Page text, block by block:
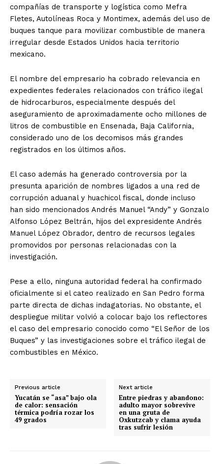
compañías de transporte y logística como Mefra
Fletes, Autolíneas Roca y Montimex, además del uso de
buques tanque para movilizar combustible de manera
irregular desde Estados Unidos hacia territorio
mexicano.
El nombre del empresario ha cobrado relevancia en
expedientes federales relacionados con tráfico ilegal
de hidrocarburos, especialmente después del
aseguramiento de aproximadamente ocho millones de
litros de combustible en Ensenada, Baja California,
considerado uno de los decomisos más grandes
registrados en los últimos años.
El caso además ha generado controversia por la
presunta aparición de nombres ligados a una red de
corrupción aduanal y huachicol fiscal, donde incluso
han sido mencionados Andrés Manuel “Andy” y Gonzalo
Alfonso López Beltrán, hijos del expresidente Andrés
Manuel López Obrador, dentro de recursos legales
promovidos por personas relacionadas con la
investigación.
Pese a ello, ninguna autoridad federal ha confirmado
oficialmente si el cateo realizado en San Pedro forma
parte directa de dichas indagatorias. No obstante, el
despliegue militar volvió a colocar bajo los reflectores
el caso del empresario conocido como “El Señor de los
Buques” y las investigaciones sobre el tráfico ilegal de
combustibles en México.
Previous article
Yucatán se “asa” bajo ola
de calor: sensación
térmica podría rozar los
49 grados
Next article
Entre piedras y abandono:
adulto mayor sobrevive
en una gruta de
Oxkutzcab y clama ayuda
tras sufrir lesión